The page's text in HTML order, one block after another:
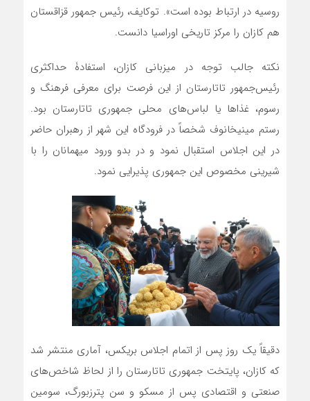
روسیه در ارتباط بوده است». توکایف، رئیس جمهور قزاقستان
هم کازان را مرکز تاریخی اوراسیا دانست.
نکته جالب توجه در میزبانی کازان، استفادۀ حداکثری
رئیس‌جمهور تاتارستان از این فرصت برای معرفی فرهنگ و
رسوم، غذاها یا لباس‌های محلی جمهوری تاتارستان بود.
رستم مینیخانوف شخصاً در فرودگاه این شهر از رهبران حاضر
در این اجلاس استقبال نمود و در بدو ورود میهمانان را با
شیرینی مخصوص این جمهوری پذیرایی نمود.
دقیقاً یک روز پس از اتمام اجلاس بریکس، آماری منتشر شد
که کازان، پایتخت جمهوری تاتارستان را از لحاظ شاخص‌های
صنعتی و اقتصادی پس از مسکو و سن پترزبورگ، سومین